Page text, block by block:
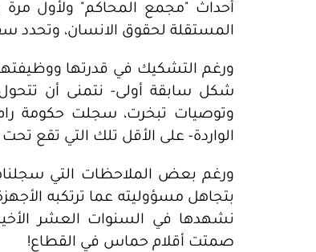
أحداث "مجمع المحاكم" ولأول مرة
المستقلة لحقوق الانسان، وتحدد
ورغم التشكيك في قدرتها ووظيفتها،
شكل سابقة أولى- نتمنى أن تتحول
وتوصيات تبخرت، سجلت حكومة رام
الواردة- على الأقل تلك التي تقع
ورغم بعض الملاحظات التي
بتجاهل مسؤوليته عما ترتكبه
نشهدها في السنوات العشر
صمتت أقلام حماس في القطاع!